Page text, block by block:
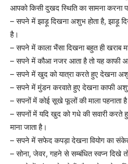
आपको किसी दुखद स्थिति का सामना करना
– सपने में झाड़ू दिखना अशुभ होता है, झाड़ू
है।
– सपने में काला भैंसा दिखना बहुत ही खराब
– सपने में कौआ नजर आता है तो यह काफी
– सपने में खुद को यात्रा करते हुए देखना
– सपने में मुंडन करवाते हुए देखना काफी
– सपनों में कोई सूखे फूलों की माला पहनाता
– सपनों में यदि खुद को गधे की सवारी
माना जाता है।
– सपने में सफेद कपड़ा देखना वियोग का संकेत
– सोना, जेवर, गहने से सम्बंधित स्वप्न दिखे